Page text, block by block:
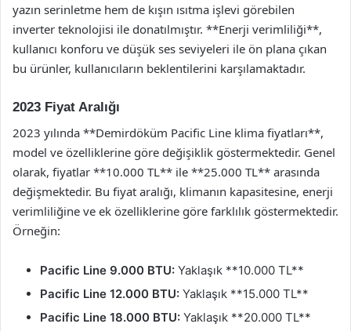
yazın serinletme hem de kışın ısıtma işlevi görebilen
inverter teknolojisi ile donatılmıştır. **Enerji verimliliği**,
kullanıcı konforu ve düşük ses seviyeleri ile ön plana çıkan
bu ürünler, kullanıcıların beklentilerini karşılamaktadır.
2023 Fiyat Aralığı
2023 yılında **Demirdöküm Pacific Line klima fiyatları**,
model ve özelliklerine göre değişiklik göstermektedir. Genel
olarak, fiyatlar **10.000 TL** ile **25.000 TL** arasında
değişmektedir. Bu fiyat aralığı, klimanın kapasitesine, enerji
verimliliğine ve ek özelliklerine göre farklılık göstermektedir.
Örneğin:
Pacific Line 9.000 BTU: Yaklaşık **10.000 TL**
Pacific Line 12.000 BTU: Yaklaşık **15.000 TL**
Pacific Line 18.000 BTU: Yaklaşık **20.000 TL**